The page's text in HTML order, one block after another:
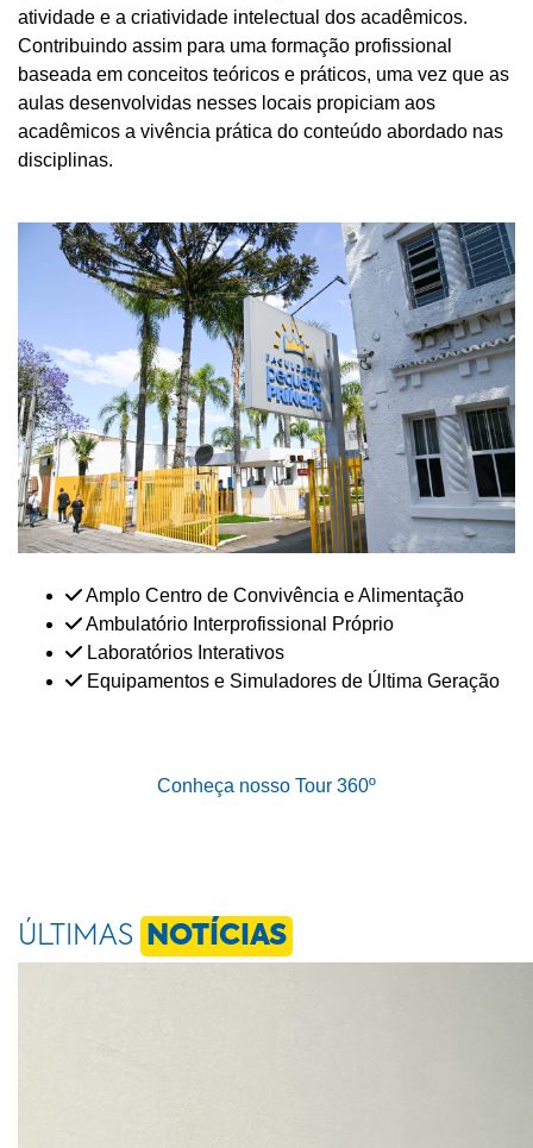
atividade e a criatividade intelectual dos acadêmicos.
Contribuindo assim para uma formação profissional
baseada em conceitos teóricos e práticos, uma vez que as
aulas desenvolvidas nesses locais propiciam aos
acadêmicos a vivência prática do conteúdo abordado nas
disciplinas.
Amplo Centro de Convivência e Alimentação
Ambulatório Interprofissional Próprio
Laboratórios Interativos
Equipamentos e Simuladores de Última Geração
Conheça nosso Tour 360º
ÚLTIMAS NOTÍCIAS